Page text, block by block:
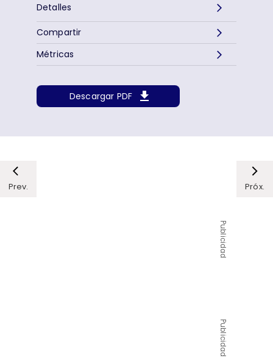
Detalles
Descargar PDF
Métricas
Compartir
Prev. Próx.
Publicidad
Publicidad